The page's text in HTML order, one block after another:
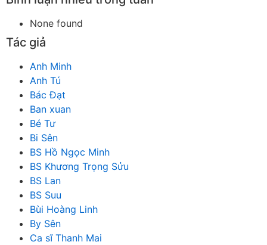
None found
Tác giả
Anh Minh
Anh Tú
Bác Đạt
Ban xuan
Bé Tư
Bi Sên
BS Hồ Ngọc Minh
BS Khương Trọng Sửu
BS Lan
BS Suu
Bùi Hoàng Linh
By Sên
Ca sĩ Thanh Mai